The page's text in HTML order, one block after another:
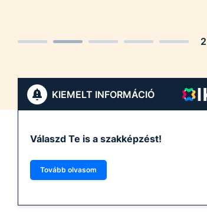
2
KIEMELT INFORMÁCIÓ
Válaszd Te is a szakképzést!
Tovább olvasom